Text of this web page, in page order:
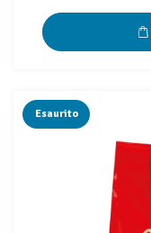
Esaurito